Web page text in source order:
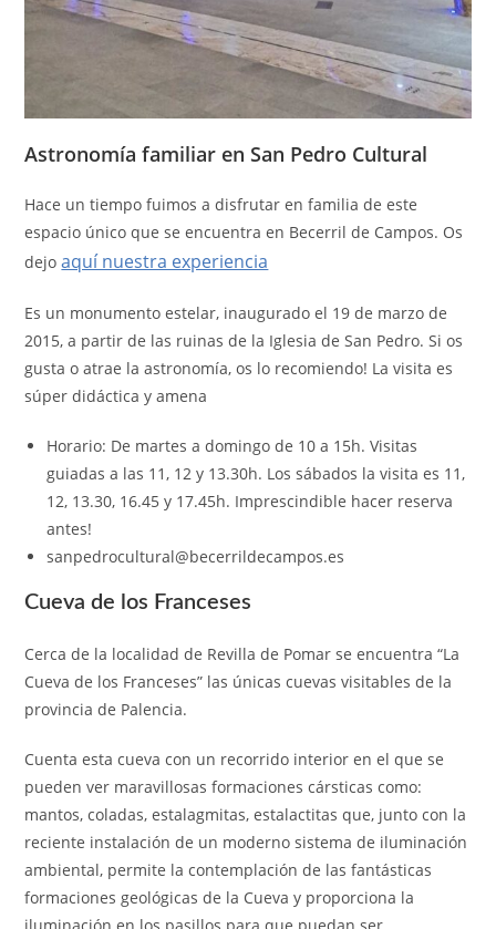
Astronomía familiar en San Pedro Cultural
Hace un tiempo fuimos a disfrutar en familia de este
espacio único que se encuentra en Becerril de Campos. Os
dejoaquí nuestra experiencia
Es un monumento estelar, inaugurado el 19 de marzo de
2015, a partir de las ruinas de la Iglesia de San Pedro. Si os
gusta o atrae la astronomía, os lo recomiendo! La visita es
súper didáctica y amena
Horario: De martes a domingo de 10 a 15h. Visitas
guiadas a las 11, 12 y 13.30h. Los sábados la visita es 11,
12, 13.30, 16.45 y 17.45h. Imprescindible hacer reserva
antes!
sanpedrocultural@becerrildecampos.es
Cueva de los Franceses
Cerca de la localidad de Revilla de Pomar se encuentra “La
Cueva de los Franceses” las únicas cuevas visitables de la
provincia de Palencia.
Cuenta esta cueva con un recorrido interior en el que se
pueden ver maravillosas formaciones cársticas como:
mantos, coladas, estalagmitas, estalactitas que, junto con la
reciente instalación de un moderno sistema de iluminación
ambiental, permite la contemplación de las fantásticas
formaciones geológicas de la Cueva y proporciona la
iluminación en los pasillos para que puedan ser